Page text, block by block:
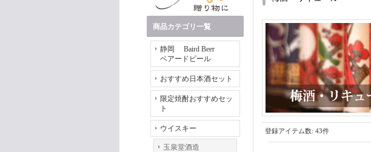
商品カテゴリ一覧
静岡 Baird Beer
ベアードビール
おすすめ日本酒セット
限定焼酎おすすめセッ
ト
ウイスキー
玉泉堂酒造
登録アイテム数: 43件